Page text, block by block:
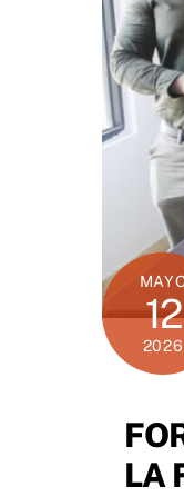
12
2026
LA